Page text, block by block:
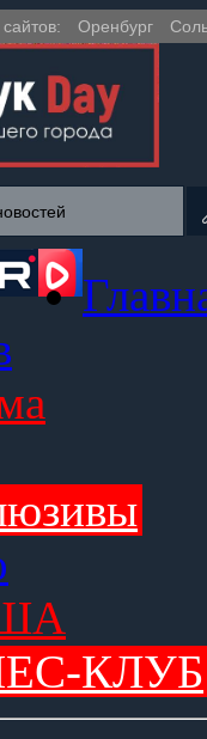
Оренбург
КЛУБ